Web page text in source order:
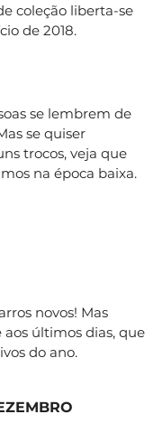
coleção liberta-se
de 2018.
se lembrem de
se quiser
trocos, veja que
na época baixa.
novos! Mas
últimos dias, que
do ano.